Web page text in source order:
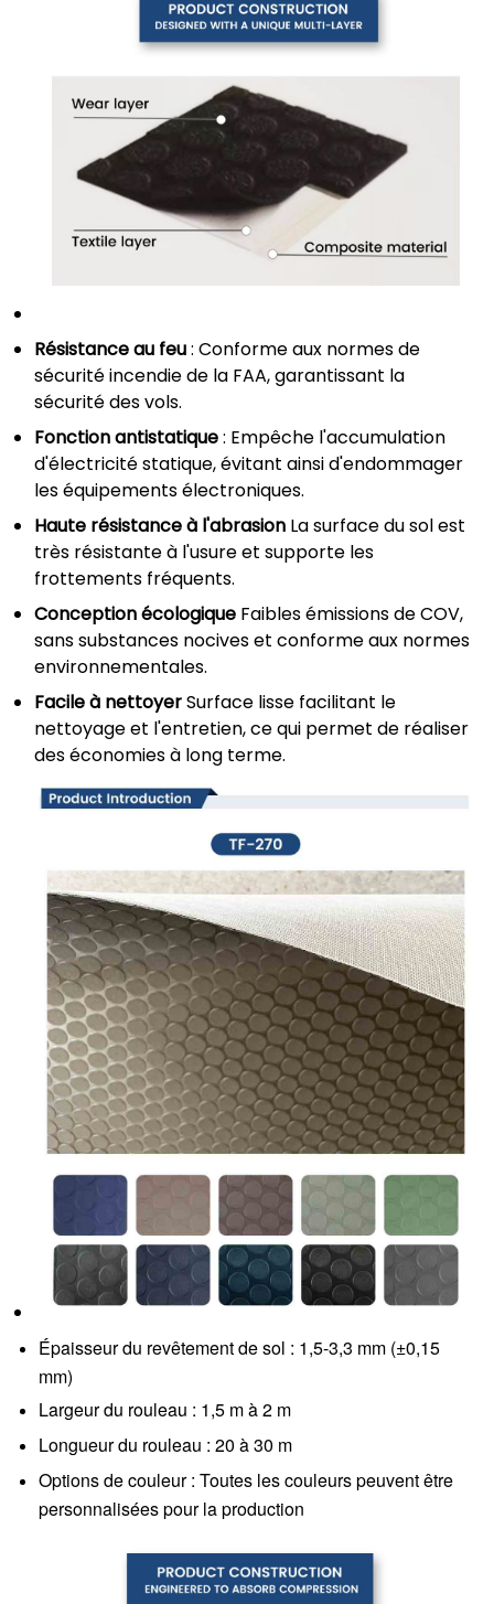
Résistance au feu: Conforme aux normes de
sécurité incendie de la FAA, garantissant la
sécurité des vols.
Fonction antistatique: Empêche l'accumulation
d'électricité statique, évitant ainsi d'endommager
les équipements électroniques.
Haute résistance à l'abrasion La surface du sol est
très résistante à l'usure et supporte les
frottements fréquents.
Conception écologique Faibles émissions de COV,
sans substances nocives et conforme aux normes
environnementales.
Facile à nettoyerSurface lisse facilitant le
nettoyage et l'entretien, ce qui permet de réaliser
des économies à long terme.
Épaisseur du revêtement de sol : 1,5-3,3 mm (±0,15
mm)
Largeur du rouleau : 1,5 m à 2 m
Longueur du rouleau : 20 à 30 m
Options de couleur : Toutes les couleurs peuvent être
personnalisées pour la production